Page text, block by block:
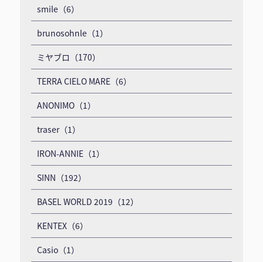
smile（6）
brunosohnle（1）
ミヤブロ（170）
TERRA CIELO MARE（6）
ANONIMO（1）
traser（1）
IRON-ANNIE（1）
SINN（192）
BASEL WORLD 2019（12）
KENTEX（6）
Casio（1）